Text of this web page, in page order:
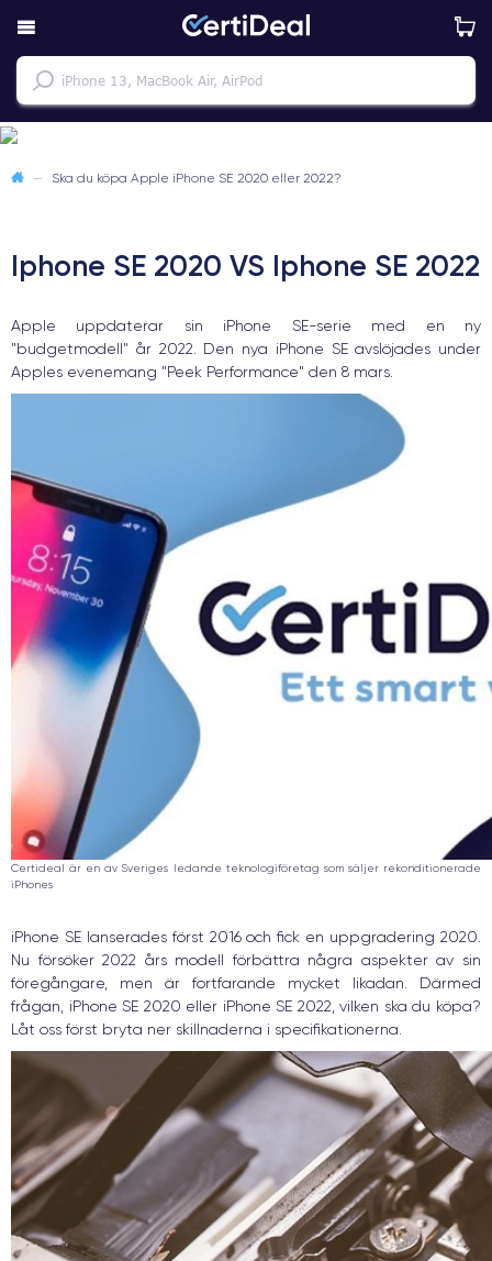
— Ska du köpa Apple iPhone SE 2020 eller 2022?
Iphone SE 2020 VS Iphone SE 2022
Apple uppdaterar sin iPhone SE-serie med en ny
"budgetmodell" år 2022. Den nya iPhone SE avslöjades under
Apples evenemang "Peek Performance" den 8 mars.
Certideal är en av Sveriges ledande teknologiföretag som säljer rekonditionerade
iPhones
iPhone SE lanserades först 2016 och fick en uppgradering 2020.
Nu försöker 2022 års modell förbättra några aspekter av sin
föregångare, men är fortfarande mycket likadan. Därmed
frågan, iPhone SE 2020 eller iPhone SE 2022, vilken ska du köpa?
Låt oss först bryta ner skillnaderna i specifikationerna.